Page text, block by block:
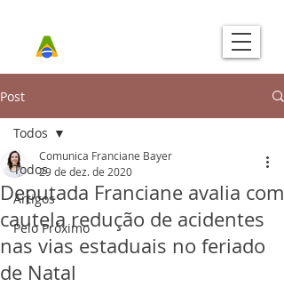
Post
Todos
Artigos
Pelo Próximo
Todos
Deputada Franciane avalia com
cautela redução de acidentes
nas vias estaduais no feriado
de Natal
Comunica Franciane Bayer
29 de dez. de 2020